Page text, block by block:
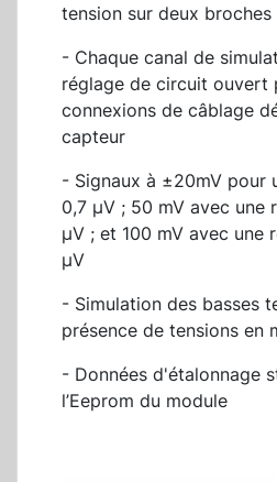
tension sur deux
- Chaque canal de
réglage de circuit ouvert
connexions de câblage
capteur
- Signaux à ±20mV pour
0,7 µV ; 50 mV avec une
µV ; et 100 mV avec une
µV
- Simulation des basses
présence de tensions en
- Données d'étalonnage
l’Eeprom du module